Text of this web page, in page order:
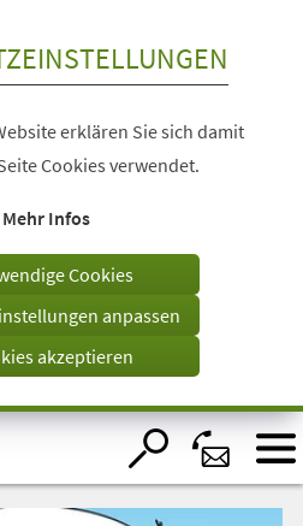
erklären Sie sich damit
Cookies verwendet.
Mehr Infos
Cookies
anpassen
akzeptieren